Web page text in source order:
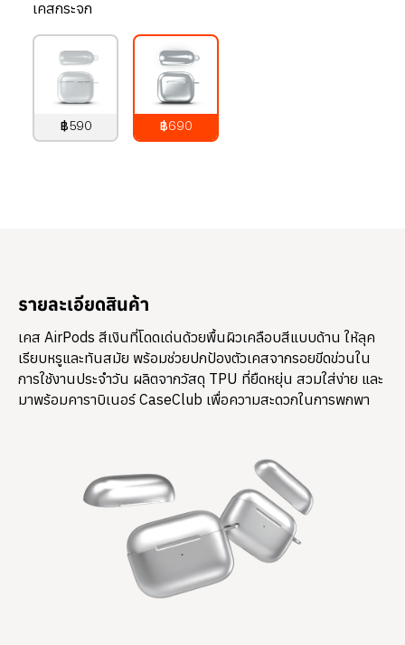
เคสกระจก
฿590
฿690
รายละเอียดสินค้า
เคส AirPods สีเงินที่โดดเด่นด้วยพื้นผิวเคลือบสีแบบด้าน ให้ลุค
เรียบหรูและทันสมัย พร้อมช่วยปกป้องตัวเคสจากรอยขีดข่วนใน
การใช้งานประจำวัน ผลิตจากวัสดุ TPU ที่ยืดหยุ่น สวมใส่ง่าย และ
มาพร้อมคาราบิเนอร์ CaseClub เพื่อความสะดวกในการพกพา